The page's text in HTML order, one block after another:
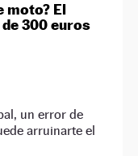
moto? El
300 euros
un error de
arruinarte el